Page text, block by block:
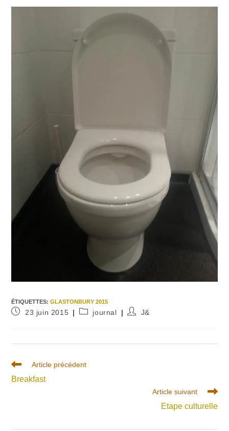
ÉTIQUETTES:GLASTONBURY 2015
Publication
23 juin 2015
Postjournal
Auteur/autrice
J&
Read
articles
Article précédent
Breakfast
Article suivant
Etape culturelle